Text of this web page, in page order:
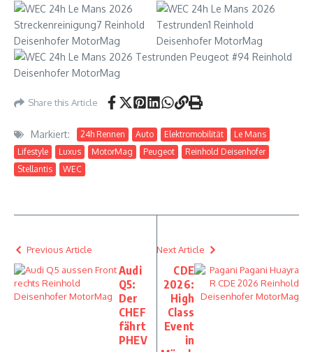
Share this Article
Markiert: 24h Rennen Auto Elektromobilität
Le Mans
Lifestyle
Luxus MotorMag Peugeot
Reinhold Deisenhofer
Stellantis
WEC
Previous Article
Audi
Q5:
Der
CHEF
fährt
PHEV
Next Article
CDE
2026:
High
Class
Event
in